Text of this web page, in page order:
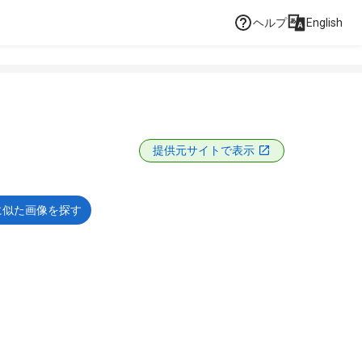
ヘルプ English
提供元サイトで表示
た画像を探す